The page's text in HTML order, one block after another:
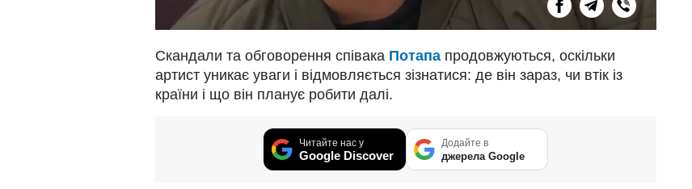
Скандали та обговорення співака Потапа продовжуються, оскільки
артист уникає уваги і відмовляється зізнатися: де він зараз, чи втік із
країни і що він планує робити далі.
Читайте нас у
Google Discover
Додайте в
джерела Google